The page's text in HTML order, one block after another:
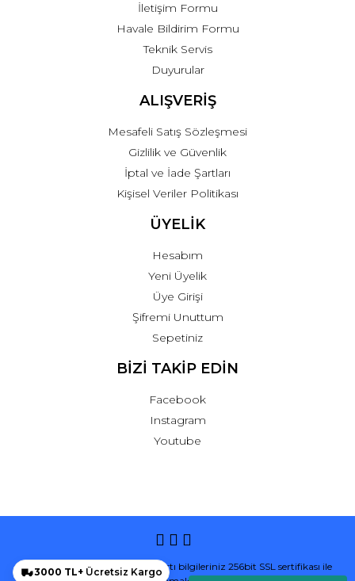
İletişim Formu
Havale Bildirim Formu
Teknik Servis
Duyurular
ALIŞVERİŞ
Mesafeli Satış Sözleşmesi
Gizlilik ve Güvenlik
İptal ve İade Şartları
Kişisel Veriler Politikası
ÜYELİK
Hesabım
Yeni Üyelik
Üye Girişi
Şifremi Unuttum
Sepetiniz
BİZİ TAKİP EDİN
Facebook
Instagram
Youtube
© Tüm hakları saklıdır. Kredi kartı bilgileriniz 256bit SSL sertifikası ile
3000 TL+ Ücretsiz Kargo